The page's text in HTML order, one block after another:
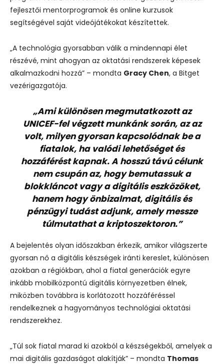
fejlesztői mentorprogramok és online kurzusok
segítségével saját videójátékokat készítettek.
„A technológia gyorsabban válik a mindennapi élet
részévé, mint ahogyan az oktatási rendszerek képesek
alkalmazkodni hozzá” – mondta Gracy Chen, a Bitget
vezérigazgatója.
„Ami különösen megmutatkozott az
UNICEF-fel végzett munkánk során, az az
volt, milyen gyorsan kapcsolódnak be a
fiatalok, ha valódi lehetőséget és
hozzáférést kapnak. A hosszú távú célunk
nem csupán az, hogy bemutassuk a
blokkláncot vagy a digitális eszközöket,
hanem hogy önbizalmat, digitális és
pénzügyi tudást adjunk, amely messze
túlmutathat a kriptoszektoron.”
A bejelentés olyan időszakban érkezik, amikor világszerte
gyorsan nő a digitális készségek iránti kereslet, különösen
azokban a régiókban, ahol a fiatal generációk egyre
inkább mobilközpontú digitális környezetben élnek,
miközben továbbra is korlátozott hozzáféréssel
rendelkeznek a hagyományos technológiai oktatási
rendszerekhez.
„Túl sok fiatal marad ki azokból a készségekből, amelyek a
mai digitális gazdaságot alakítják” – mondta Thomas